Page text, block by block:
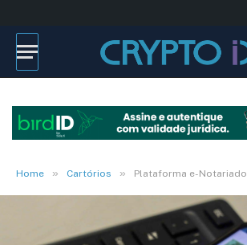
Home » Cartórios » Plataforma e-Notariado registra mais de